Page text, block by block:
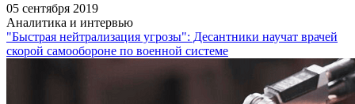
05 сентября 2019
Аналитика и интервью
"Быстрая нейтрализация угрозы": Десантники научат врачей
скорой самообороне по военной системе